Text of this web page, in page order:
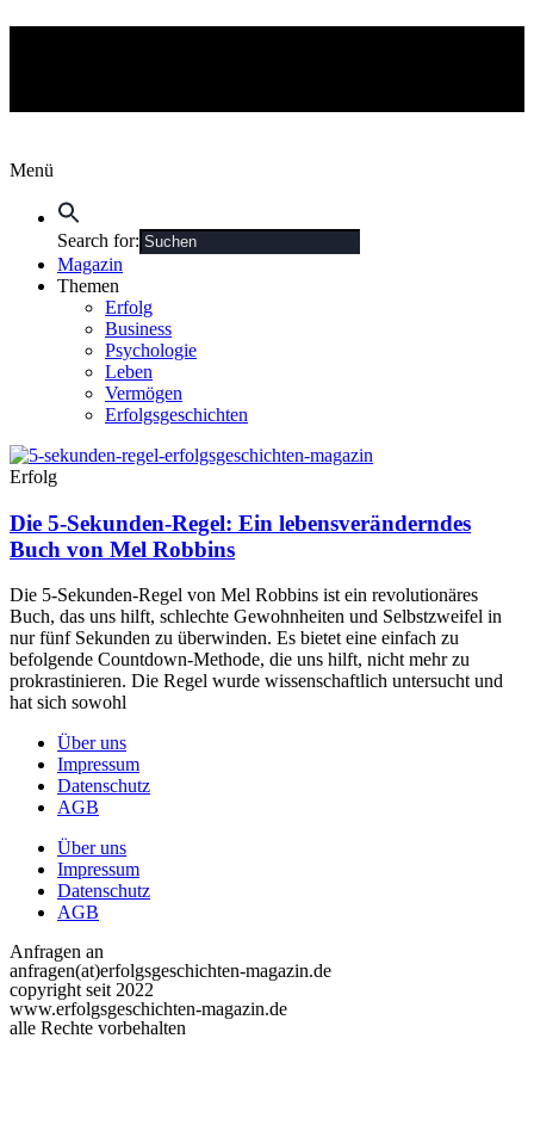
Menü
Search for:
Magazin
Themen
Erfolg
Business
Psychologie
Leben
Vermögen
Erfolgsgeschichten
Erfolg
Die 5-Sekunden-Regel: Ein lebensveränderndes
Buch von Mel Robbins
Die 5-Sekunden-Regel von Mel Robbins ist ein revolutionäres
Buch, das uns hilft, schlechte Gewohnheiten und Selbstzweifel in
nur fünf Sekunden zu überwinden. Es bietet eine einfach zu
befolgende Countdown-Methode, die uns hilft, nicht mehr zu
prokrastinieren. Die Regel wurde wissenschaftlich untersucht und
hat sich sowohl
Über uns
Impressum
Datenschutz
AGB
Über uns
Impressum
Datenschutz
AGB
Anfragen an
anfragen(at)erfolgsgeschichten-magazin.de
copyright seit 2022
www.erfolgsgeschichten-magazin.de
alle Rechte vorbehalten